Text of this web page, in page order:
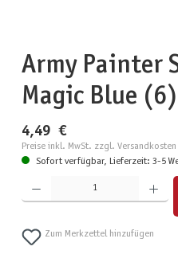
Army Painter
Magic Blue (6)
4,49 €
Preise inkl. MwSt. zzgl. Versandkosten
Sofort verfügbar, Lieferzeit: 3-5
Produkt Anzahl: Gib den gewünschten Wert
Zum Merkzettel hinzufügen